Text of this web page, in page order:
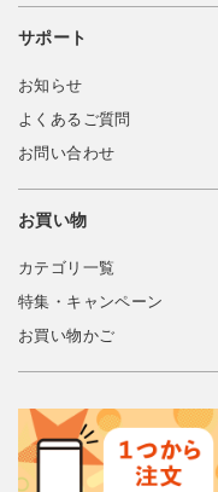
サポート
お知らせ
よくあるご質問
お問い合わせ
お買い物
カテゴリ一覧
特集・キャンペーン
お買い物かご